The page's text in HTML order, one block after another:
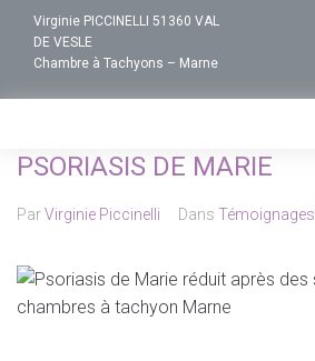
Virginie PICCINELLI 51360 VAL
DE VESLE
Chambre à Tachyons – Marne
PSORIASIS DE MARIE
ParVirginie Piccinelli Dans Témoignages